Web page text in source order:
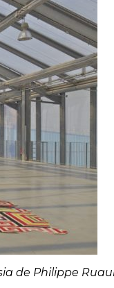
de Philippe